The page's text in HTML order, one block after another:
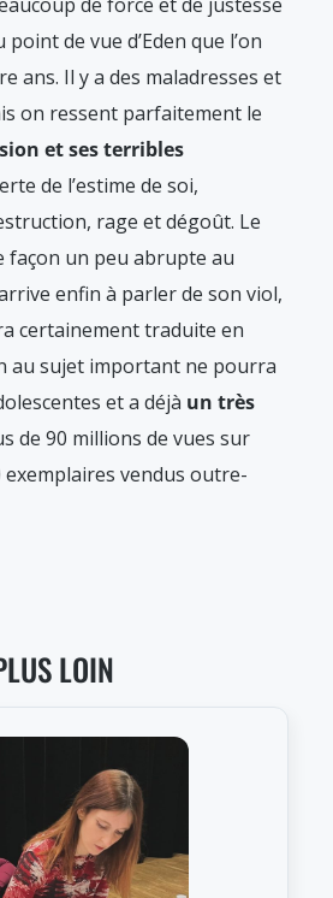
de vue d’Eden que l’on
ans. Il y a des maladresses et
on ressent parfaitement le
et ses terribles
de l’estime de soi,
rage et dégoût. Le
façon un peu abrupte au
enfin à parler de son viol,
certainement traduite en
au sujet important ne pourra
et a déjà un très
de 90 millions de vues sur
vendus outre-
LOIN